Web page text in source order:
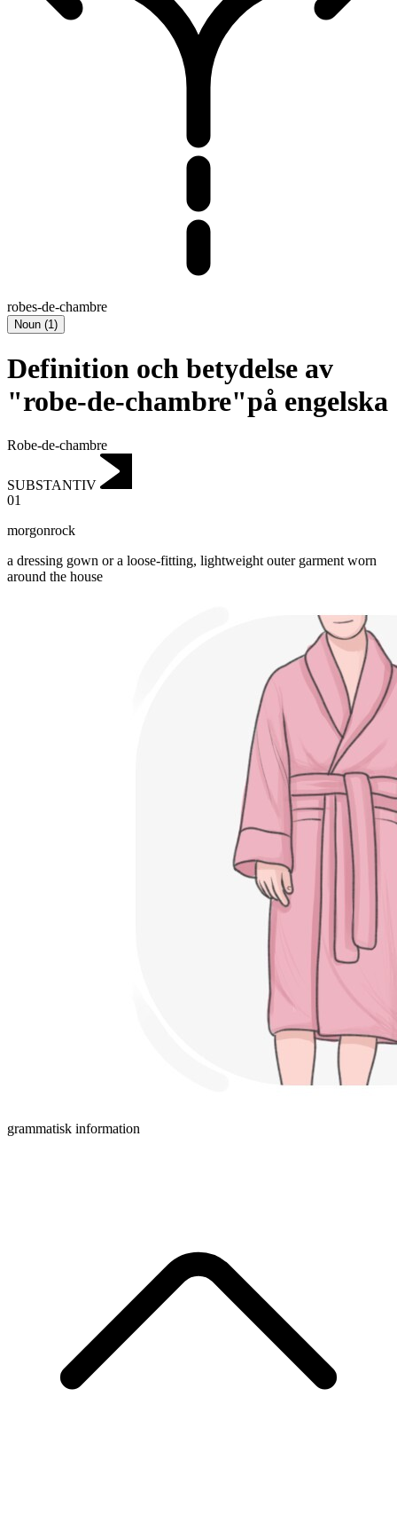
robes-de-chambre
Noun (1)
Definition och betydelse av
"robe-de-chambre"på engelska
Robe-de-chambre
SUBSTANTIV
01
morgonrock
a dressing gown or a loose-fitting, lightweight outer garment worn
around the house
grammatisk information